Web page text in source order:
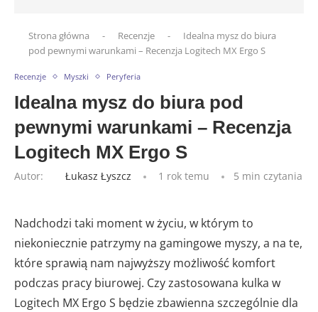
Strona główna - Recenzje -
Idealna mysz do biura
pod pewnymi warunkami – Recenzja Logitech MX Ergo S
Recenzje Myszki Peryferia
Idealna mysz do biura pod
pewnymi warunkami – Recenzja
Logitech MX Ergo S
Autor: Łukasz Łyszcz 1 rok temu 5 min czytania
Nadchodzi taki moment w życiu, w którym to
niekoniecznie patrzymy na gamingowe myszy, a na te,
które sprawią nam najwyższy możliwość komfort
podczas pracy biurowej. Czy zastosowana kulka w
Logitech MX Ergo S będzie zbawienna szczególnie dla